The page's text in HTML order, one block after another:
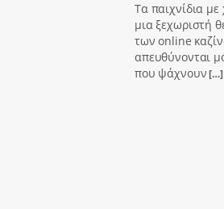
Τα παιχνίδια με
μια ξεχωριστή
των online
απευθύνονται
που ψάχνουν[…]